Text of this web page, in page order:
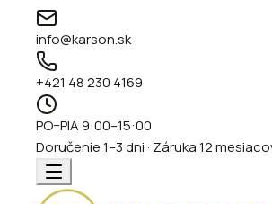
info@karson.sk
+421 48 230 4169
PO–PIA 9:00–15:00
Doručenie 1–3 dni · Záruka 12